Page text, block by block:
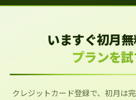
いますぐ初月無
プランを
クレジットカード登録で、初月は